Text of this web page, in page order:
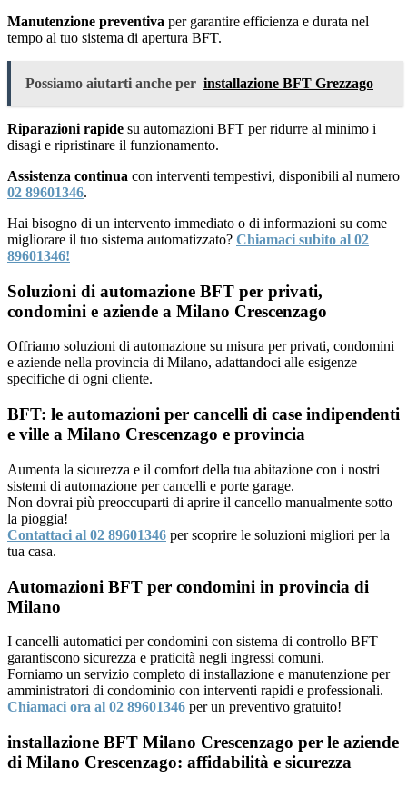
Manutenzione preventiva per garantire efficienza e durata nel
tempo al tuo sistema di apertura BFT.
Possiamo aiutarti anche per installazione BFT Grezzago
Riparazioni rapide su automazioni BFT per ridurre al minimo i
disagi e ripristinare il funzionamento.
Assistenza continua con interventi tempestivi, disponibili al numero
02 89601346.
Hai bisogno di un intervento immediato o di informazioni su come
migliorare il tuo sistema automatizzato? Chiamaci subito al 02
89601346!
Soluzioni di automazione BFT per privati,
condomini e aziende a Milano Crescenzago
Offriamo soluzioni di automazione su misura per privati, condomini
e aziende nella provincia di Milano, adattandoci alle esigenze
specifiche di ogni cliente.
BFT: le automazioni per cancelli di case indipendenti
e ville a Milano Crescenzago e provincia
Aumenta la sicurezza e il comfort della tua abitazione con i nostri
sistemi di automazione per cancelli e porte garage.
Non dovrai più preoccuparti di aprire il cancello manualmente sotto
la pioggia!
Contattaci al 02 89601346 per scoprire le soluzioni migliori per la
tua casa.
Automazioni BFT per condomini in provincia di
Milano
I cancelli automatici per condomini con sistema di controllo BFT
garantiscono sicurezza e praticità negli ingressi comuni.
Forniamo un servizio completo di installazione e manutenzione per
amministratori di condominio con interventi rapidi e professionali.
Chiamaci ora al 02 89601346 per un preventivo gratuito!
installazione BFT Milano Crescenzago per le aziende
di Milano Crescenzago: affidabilità e sicurezza